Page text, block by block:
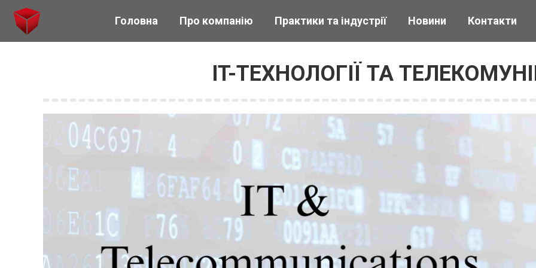
Головна Про компанію Практики та індустрії Новини Контакти
IT-ТЕХНОЛОГІЇ ТА